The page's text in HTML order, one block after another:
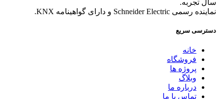
سال تجربه.
نماینده رسمی Schneider Electric و دارای گواهینامه KNX.
دسترسی سریع
خانه
فروشگاه
پروژه ها
وبلاگ
درباره ما
تماس با ما